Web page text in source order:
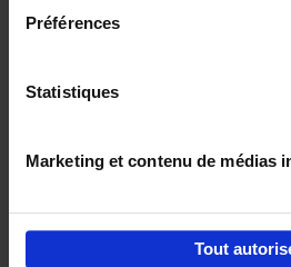
Préférences
Statistiques
Marketing et contenu de médias
Tout
Digital